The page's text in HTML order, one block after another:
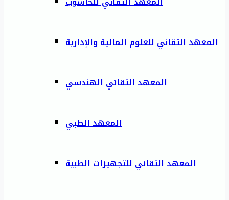
المعهد التقاني للعلوم المالية والإدارية
المعهد التقاني الهندسي
المعهد الطبي
المعهد التقاني للتجهيزات الطبية